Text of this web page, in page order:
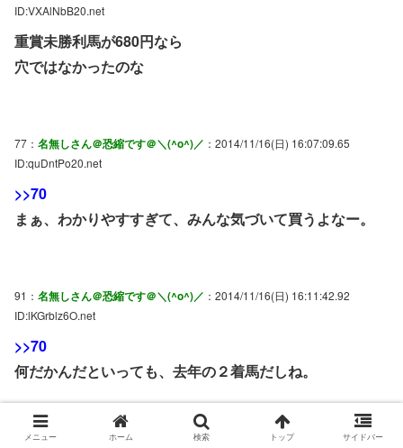
ID:VXAlNbB20.net
重賞未勝利馬が680円なら
穴ではなかったのな
77： 名無しさん＠恐縮です＠＼(^o^)／ ：2014/11/16(日) 16:07:09.65
ID:quDntPo20.net
>>70
まぁ、わかりやすすぎて、みんな気づいて買うよなー。
91： 名無しさん＠恐縮です＠＼(^o^)／ ：2014/11/16(日) 16:11:42.92
ID:lKGrblz6O.net
>>70
何だかんだといっても、去年の２着馬だしね。
エリザベス女王杯は、『京都競馬場との適性』が以外と問
メニュー ホーム 検索 トップ サイドバー